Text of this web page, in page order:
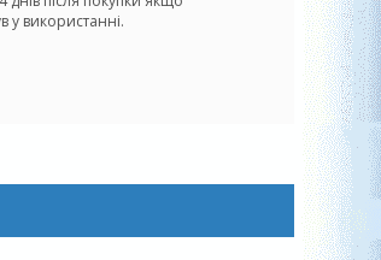
у використанні.